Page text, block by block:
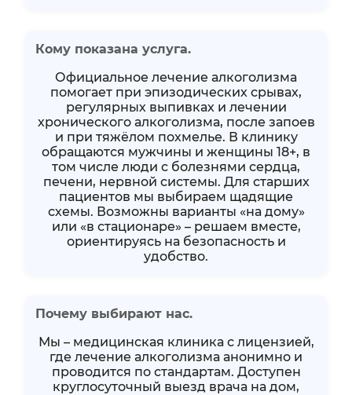
Кому показана услуга.
Официальное лечение алкоголизма
помогает при эпизодических срывах,
регулярных выпивках и лечении
хронического алкоголизма, после запоев
и при тяжёлом похмелье. В клинику
обращаются мужчины и женщины 18+, в
том числе люди с болезнями сердца,
печени, нервной системы. Для старших
пациентов мы выбираем щадящие
схемы. Возможны варианты «на дому»
или «в стационаре» – решаем вместе,
ориентируясь на безопасность и
удобство.
Почему выбирают нас.
Мы – медицинская клиника с лицензией,
где лечение алкоголизма анонимно и
проводится по стандартам. Доступен
круглосуточный выезд врача на дом,